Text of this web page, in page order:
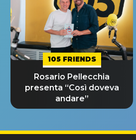
105 FRIENDS
Rosario Pellecchia
presenta “Così doveva
andare”